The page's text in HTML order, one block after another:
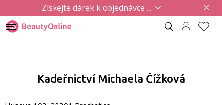
Získejte dárek k objednávce ...
Kadeřnictví Michaela Čížková